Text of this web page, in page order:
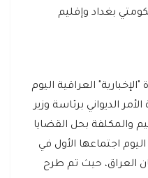
بغداد وإقليم
العراقية اليوم
2022، أن لجنة الأمر الديواني برئاسة وزير
والمكلفة بحل القضايا
اجتماعها الأول في
العراق، حيث تم طرح